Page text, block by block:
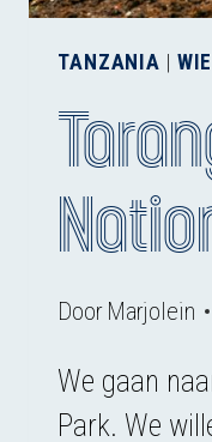
TANZANIA
Door Marjolein
We gaan
Park. We